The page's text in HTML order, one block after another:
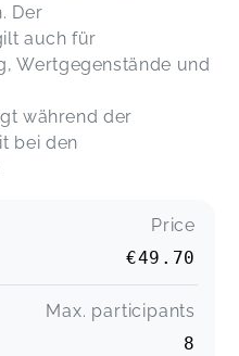
Der
auch für
Wertgegenstände und
während der
bei den
Price
€49.70
Max. participants
8